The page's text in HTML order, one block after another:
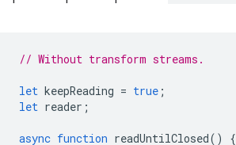
// Without transform streams.
let keepReading = true ;
let reader ;
async function readUntilClosed()
{